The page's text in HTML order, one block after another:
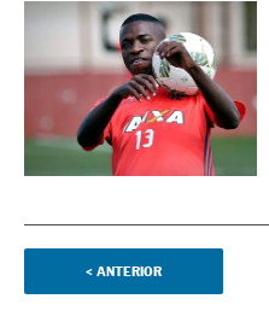
< ANTERIOR